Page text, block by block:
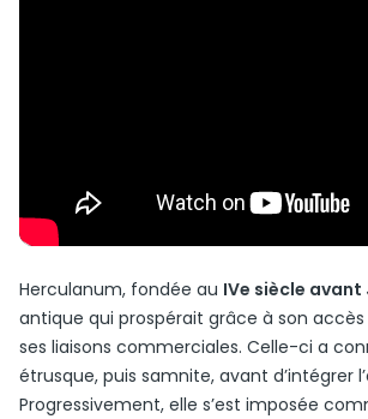
Herculanum, fondée au IVe siècle avant
antique qui prospérait grâce à son
ses liaisons commerciales. Celle-ci a
étrusque, puis samnite, avant d’intégrer
Progressivement, elle s’est imposée